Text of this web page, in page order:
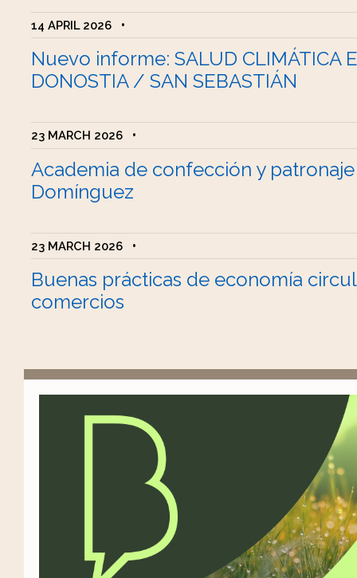
14 APRIL 2026 •
Nuevo informe: SALUD CLIMÁTICA
DONOSTIA / SAN SEBASTIÁN
23 MARCH 2026 •
Academia de confección y
Domínguez
23 MARCH 2026 •
Buenas prácticas de economía
comercios